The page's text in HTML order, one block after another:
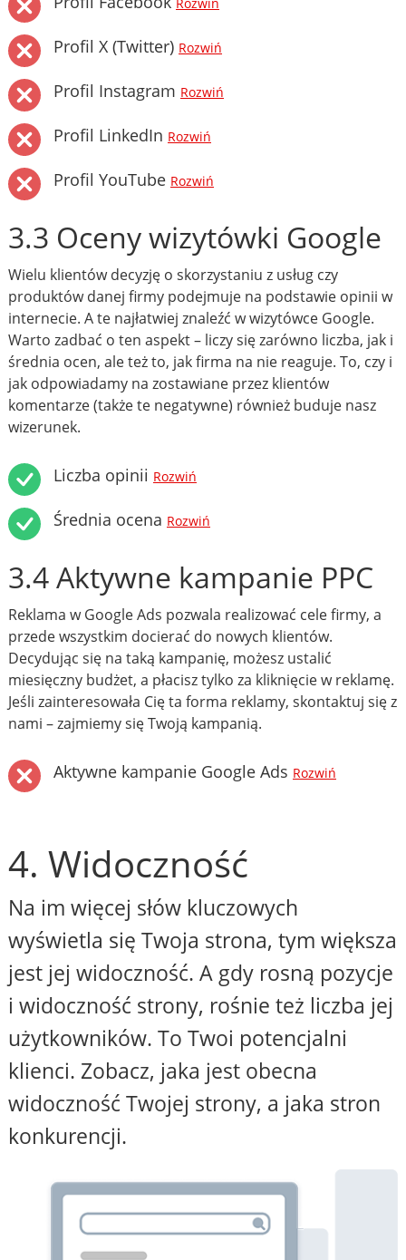
Rozwiń
Profil X (Twitter) Rozwiń
Profil Instagram Rozwiń
Profil LinkedIn Rozwiń
Profil YouTube Rozwiń
3.3 Oceny wizytówki Google
Wielu klientów decyzję o skorzystaniu z usług czy
produktów danej firmy podejmuje na podstawie opinii w
internecie. A te najłatwiej znaleźć w wizytówce Google.
Warto zadbać o ten aspekt – liczy się zarówno liczba, jak i
średnia ocen, ale też to, jak firma na nie reaguje. To, czy i
jak odpowiadamy na zostawiane przez klientów
komentarze (także te negatywne) również buduje nasz
wizerunek.
Liczba opinii Rozwiń
Średnia ocena Rozwiń
3.4 Aktywne kampanie PPC
Reklama w Google Ads pozwala realizować cele firmy, a
przede wszystkim docierać do nowych klientów.
Decydując się na taką kampanię, możesz ustalić
miesięczny budżet, a płacisz tylko za kliknięcie w reklamę.
Jeśli zainteresowała Cię ta forma reklamy, skontaktuj się z
nami – zajmiemy się Twoją kampanią.
Aktywne kampanie Google Ads Rozwiń
4. Widoczność
Na im więcej słów kluczowych
wyświetla się Twoja strona, tym większa
jest jej widoczność. A gdy rosną pozycje
i widoczność strony, rośnie też liczba jej
użytkowników. To Twoi potencjalni
klienci. Zobacz, jaka jest obecna
widoczność Twojej strony, a jaka stron
konkurencji.